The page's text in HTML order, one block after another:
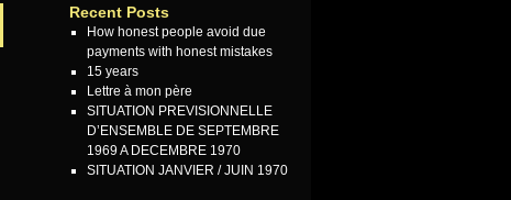
Recent Posts
How honest people avoid due
payments with honest mistakes
15 years
Lettre à mon père
SITUATION PREVISIONNELLE
D’ENSEMBLE DE SEPTEMBRE
1969 A DECEMBRE 1970
SITUATION JANVIER / JUIN 1970